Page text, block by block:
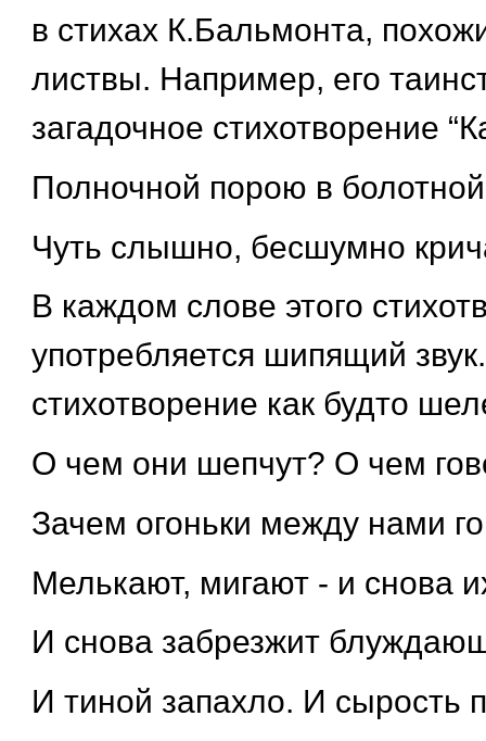
в стихах К.Бальмонта,
листвы. Например, его
загадочное стихотворение
Полночной порою в
Чуть слышно, бесшумно
В каждом слове этого
употребляется шипящий
стихотворение как будто
О чем они шепчут? О чем
Зачем огоньки между нами
Мелькают, мигают - и снова
И снова забрезжит
И тиной запахло. И сырость